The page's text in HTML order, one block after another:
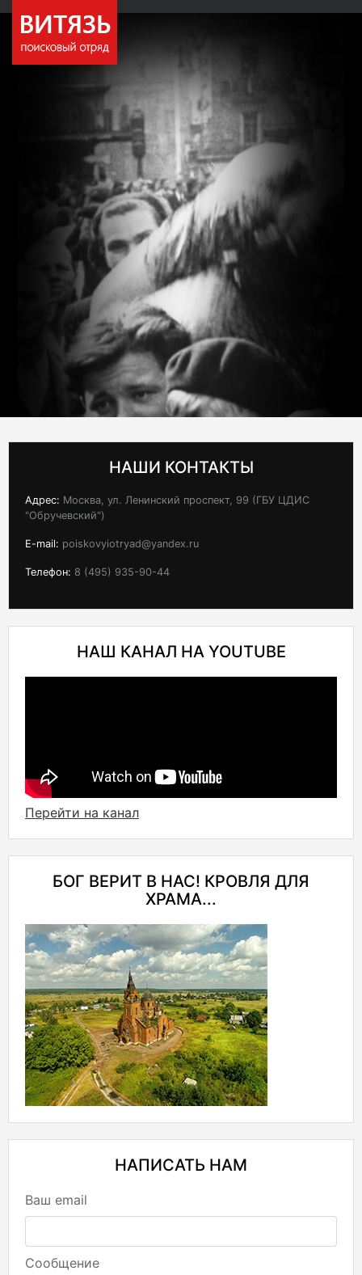
НАШИ КОНТАКТЫ
Адрес: Москва, ул. Ленинский проспект, 99 (ГБУ ЦДИС
"Обручевский")
E-mail: poiskovyiotryad@yandex.ru
Телефон: 8 (495) 935-90-44
НАШ КАНАЛ НА YOUTUBE
Перейти на канал
БОГ ВЕРИТ В НАС! КРОВЛЯ ДЛЯ
ХРАМА...
НАПИСАТЬ НАМ
Ваш email
Сообщение